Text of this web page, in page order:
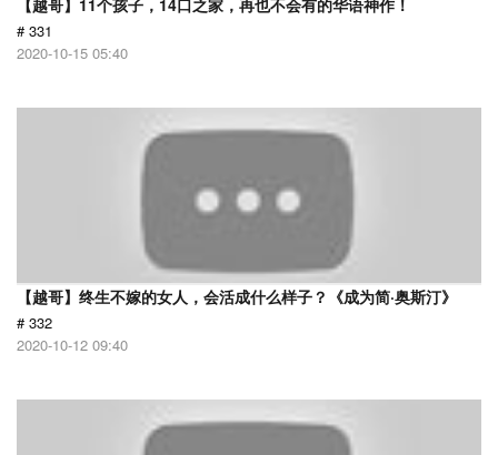
【越哥】11个孩子，14口之家，再也不会有的华语神作！
# 331
2020-10-15 05:40
【越哥】终生不嫁的女人，会活成什么样子？《成为简·奥斯汀》
# 332
2020-10-12 09:40